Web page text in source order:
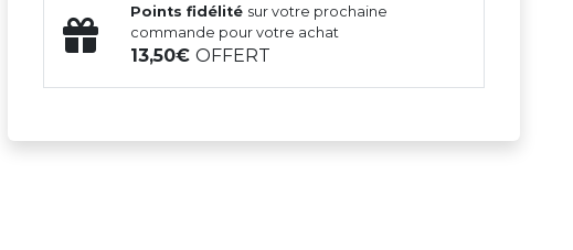
Points fidélité sur votre prochaine
commande pour votre achat
13,50OFFERT